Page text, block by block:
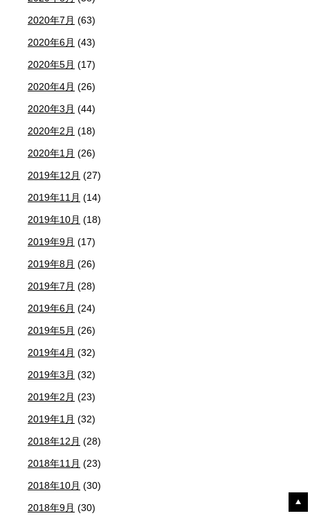
2020年7月 (63)
2020年6月 (43)
2020年5月 (17)
2020年4月 (26)
2020年3月 (44)
2020年2月 (18)
2020年1月 (26)
2019年12月 (27)
2019年11月 (14)
2019年10月 (18)
2019年9月 (17)
2019年8月 (26)
2019年7月 (28)
2019年6月 (24)
2019年5月 (26)
2019年4月 (32)
2019年3月 (32)
2019年2月 (23)
2019年1月 (32)
2018年12月 (28)
2018年11月 (23)
2018年10月 (30)
2018年9月 (30)